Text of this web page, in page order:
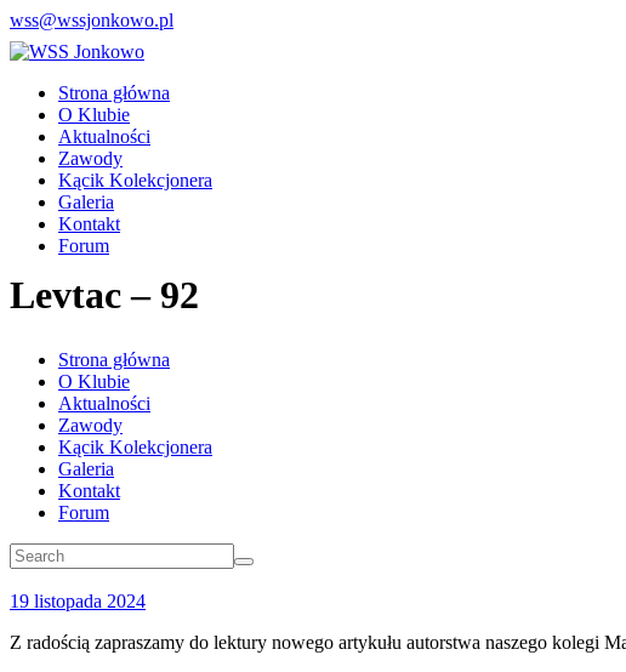
wss@wssjonkowo.pl
Strona główna
O Klubie
Aktualności
Zawody
Kącik Kolekcjonera
Galeria
Kontakt
Forum
Levtac – 92
Strona główna
O Klubie
Aktualności
Zawody
Kącik Kolekcjonera
Galeria
Kontakt
Forum
19 listopada 2024
Z radością zapraszamy do lektury nowego artykułu autorstwa naszego kolegi